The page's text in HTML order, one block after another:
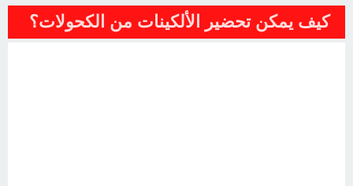
كيف يمكن تحضير الألكينات من الكحولات؟